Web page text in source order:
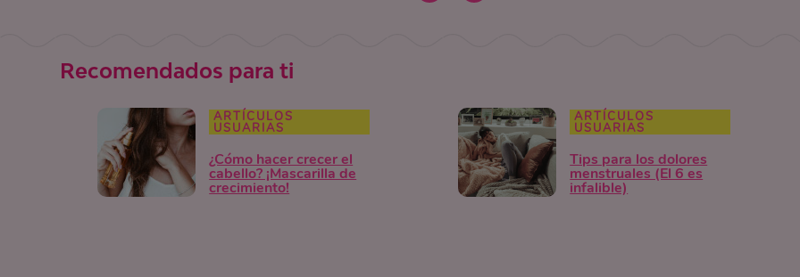
Recomendados para ti
ARTÍCULOS
USUARIAS
¿Cómo hacer crecer el
cabello? ¡Mascarilla de
crecimiento!
ARTÍCULOS
USUARIAS
Tips para los dolores
menstruales (El 6 es
infalible)